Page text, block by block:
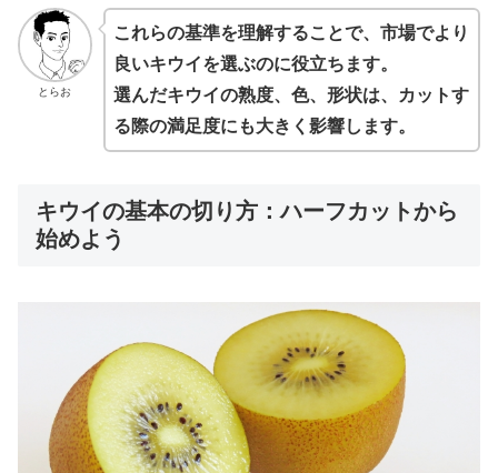
とらお
これらの基準を理解することで、市場でより
良いキウイを選ぶのに役立ちます。
選んだキウイの熟度、色、形状は、カットす
る際の満足度にも大きく影響します。
キウイの基本の切り方：ハーフカットから
始めよう